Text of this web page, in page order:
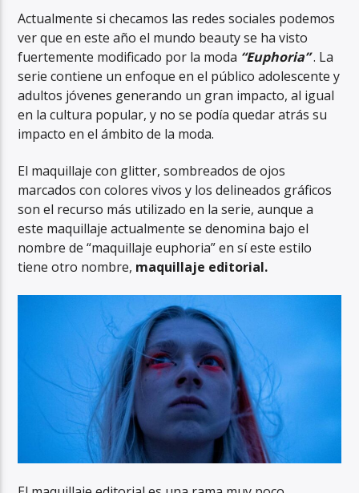
Actualmente si checamos las redes sociales podemos
ver que en este año el mundo beauty se ha visto
fuertemente modificado por la moda “Euphoria”. La
serie contiene un enfoque en el público adolescente y
adultos jóvenes generando un gran impacto, al igual
en la cultura popular, y no se podía quedar atrás su
impacto en el ámbito de la moda.
El maquillaje con glitter, sombreados de ojos
marcados con colores vivos y los delineados gráficos
son el recurso más utilizado en la serie, aunque a
este maquillaje actualmente se denomina bajo el
nombre de “maquillaje euphoria” en sí este estilo
tiene otro nombre, maquillaje editorial.